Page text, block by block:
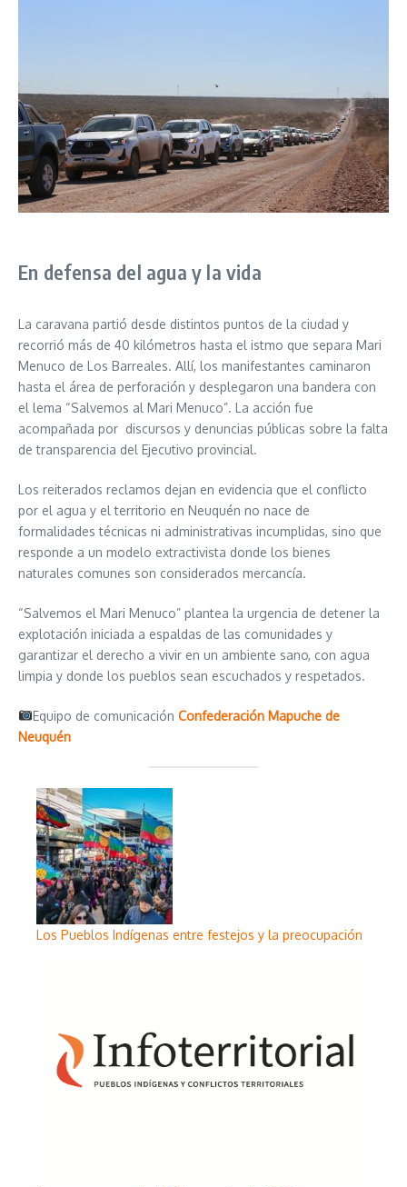
En defensa del agua y la vida
La caravana partió desde distintos puntos de la ciudad y
recorrió más de 40 kilómetros hasta el istmo que separa Mari
Menuco de Los Barreales. Allí, los manifestantes caminaron
hasta el área de perforación y desplegaron una bandera con
el lema “Salvemos al Mari Menuco”. La acción fue
acompañada por discursos y denuncias públicas sobre la falta
de transparencia del Ejecutivo provincial.
Los reiterados reclamos dejan en evidencia que el conflicto
por el agua y el territorio en Neuquén no nace de
formalidades técnicas ni administrativas incumplidas, sino que
responde a un modelo extractivista donde los bienes
naturales comunes son considerados mercancía.
“Salvemos el Mari Menuco” plantea la urgencia de detener la
explotación iniciada a espaldas de las comunidades y
garantizar el derecho a vivir en un ambiente sano, con agua
limpia y donde los pueblos sean escuchados y respetados.
Equipo de comunicación Confederación Mapuche de
Neuquén
Los Pueblos Indígenas entre festejos y la preocupación